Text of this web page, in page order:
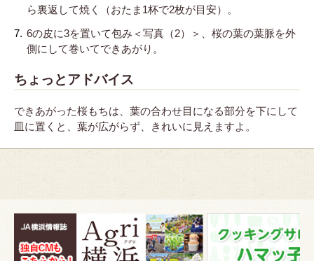
ら裏返して焼く（おたま1杯で2枚が目安）。
6の皮に3を置いて包み＜写真（2）＞、桜の葉の葉脈を外
側にして巻いてできあがり。
ちょっとアドバイス
できあがった桜もちは、葉の合わせ目になる部分を下にして
皿に置くと、葉が広がらず、きれいに見えますよ。